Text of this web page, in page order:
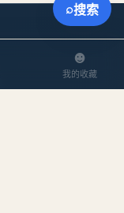
☻
我的收藏
⌕搜索